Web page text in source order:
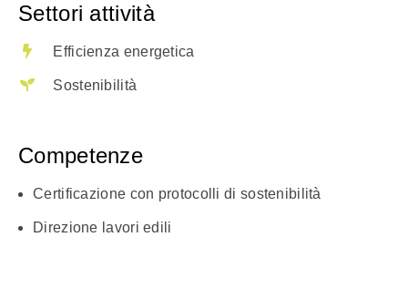
Settori attività
Efficienza energetica
Sostenibilità
Competenze
Certificazione con protocolli di sostenibilità
Direzione lavori edili